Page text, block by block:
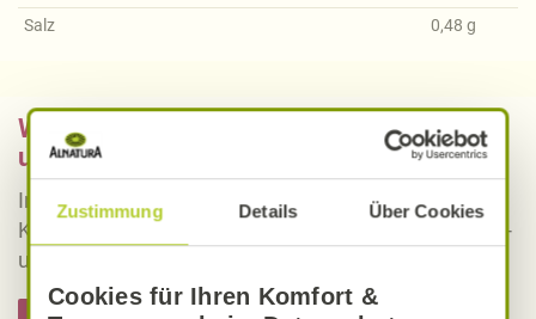
Zustimmung Details Über Cookies
Cookies für Ihren Komfort &
Salz
0,48 g
Was bedeutet vegan, vegetarisch, gluten-
und laktosefrei bei Alnatura Rezepten?
Informieren Sie sich über die genaue Erklärung der
Kennzeichnung von veganen, vegetarischen, gluten-
und laktosefreien Alnatura Rezepten.